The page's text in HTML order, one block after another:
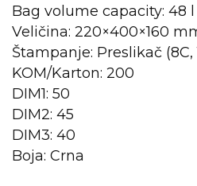
POLO MAJICE
KOŠULJE
UNIFORME
STRETCH TOPS
SUBLIMACIJA
Bag volume capacity: 48 l
Veličina: 220×400×160
Štampanje: Preslikač (8C,
KOM/Karton: 200
DIM1: 50
DIM2: 45
DIM3: 40
Boja: Crna